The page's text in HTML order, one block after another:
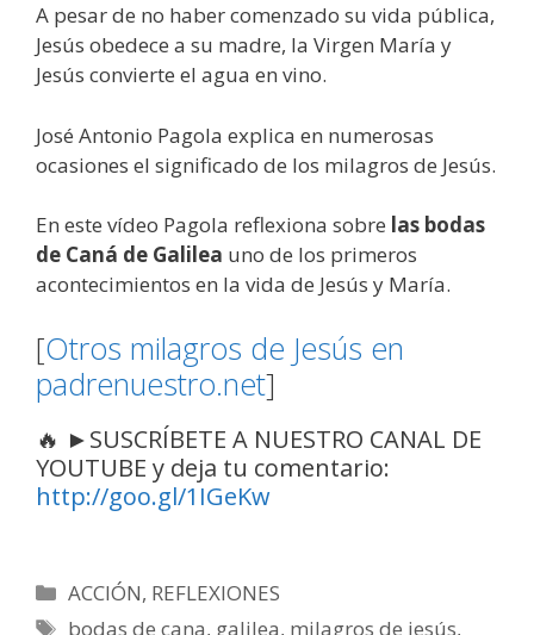
A pesar de no haber comenzado su vida pública,
Jesús obedece a su madre, la Virgen María y
Jesús convierte el agua en vino.
José Antonio Pagola explica en numerosas
ocasiones el significado de los milagros de Jesús.
En este vídeo Pagola reflexiona sobre las bodas
de Caná de Galilea uno de los primeros
acontecimientos en la vida de Jesús y María.
[Otros milagros de Jesús en
padrenuestro.net]
🔥 ►SUSCRÍBETE A NUESTRO CANAL DE
YOUTUBE y deja tu comentario:
http://goo.gl/1IGeKw
Categorías
ACCIÓN, REFLEXIONES
Etiquetas
bodas de cana, galilea, milagros de jesús,